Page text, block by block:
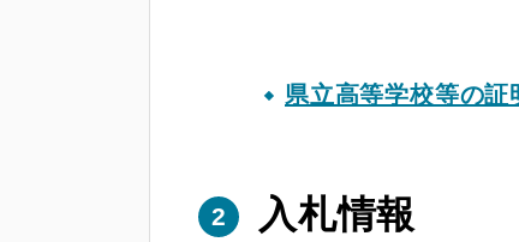
県立高等学校等の証
入札情報